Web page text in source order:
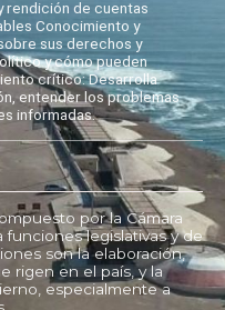
rendición de cuentas
Conocimiento y
sus derechos y
y cómo pueden
crítico: Desarrolla
entender los problemas
informadas.
por la Cámara
funciones legislativas y de
son la elaboración,
rigen en el país, y la
especialmente a